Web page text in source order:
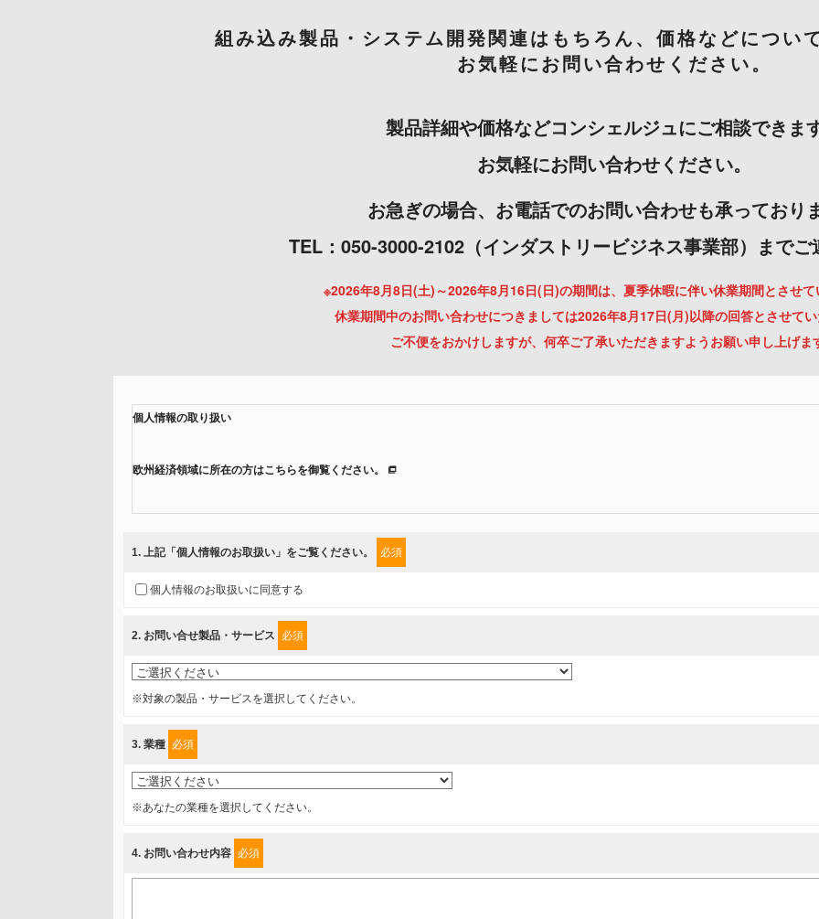
組み込み製品・システム開発関連はもちろん、価格などについ
お気軽にお問い合わせください。
製品詳細や価格などコンシェルジュにご相談できま
お気軽にお問い合わせください。
お急ぎの場合、お電話でのお問い合わせも承っており
TEL：050-3000-2102（インダストリービジネス事業部）までご
※2026年8月8日(土)～2026年8月16日(日)の期間は、夏季休暇に伴い休業期間とさせて
休業期間中のお問い合わせにつきましては2026年8月17日(月)以降の回答とさせてい
ご不便をおかけしますが、何卒ご了承いただきますようお願い申し上げま
個人情報の取り扱い
欧州経済領域に所在の方はこちらを御覧ください。
ご入力頂いたお客様の情報は、個人情報保護方針に則り適切に取扱い、これらで定める範囲内で、サービスの提供やご案内等のために利用
得たいと存じますので、宜しくお願い申し上げます。
富士ソフト株式会社
個人情報保護管理担当役員
〒231-8008 神奈川県横浜市中区桜木町1-1
1.当社が取り扱う商品・サービスに関するご案内
2.当社が開催（主催・共催・協賛）するセミナーなど、各種イベントのお知らせ
1. 上記「個人情報のお取扱い」をご覧ください。 必須
個人情報のお取扱いに同意する
2. お問い合せ製品・サービス 必須
※対象の製品・サービスを選択してください。
3. 業種 必須
※あなたの業種を選択してください。
4. お問い合わせ内容 必須